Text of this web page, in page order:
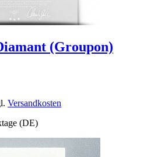
(Groupon)
Versandkosten
(DE)